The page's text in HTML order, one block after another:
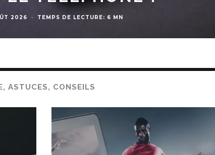
LECTURE: 6 MN
ASTUCES, CONSEILS